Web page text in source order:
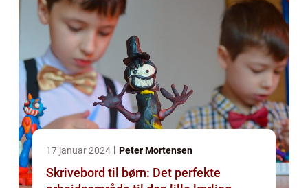
17 januar 2024 Peter Mortensen
Skrivebord til børn: Det perfekte